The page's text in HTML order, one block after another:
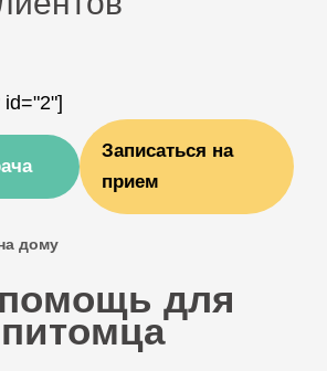
Записаться на
прием
дому
для